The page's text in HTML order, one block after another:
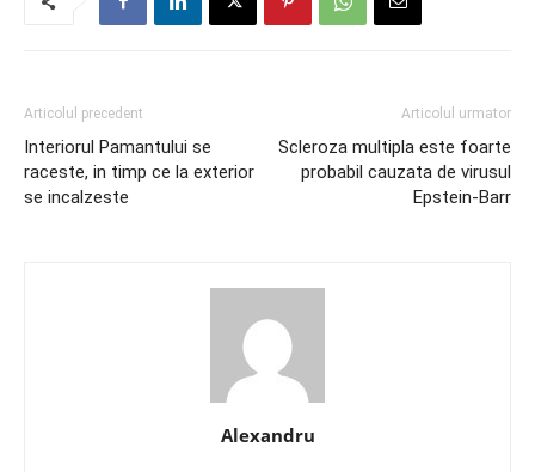
Articolul precedent
Interiorul Pamantului se
raceste, in timp ce la exterior
se incalzeste
Articolul urmator
Scleroza multipla este foarte
probabil cauzata de virusul
Epstein-Barr
Alexandru